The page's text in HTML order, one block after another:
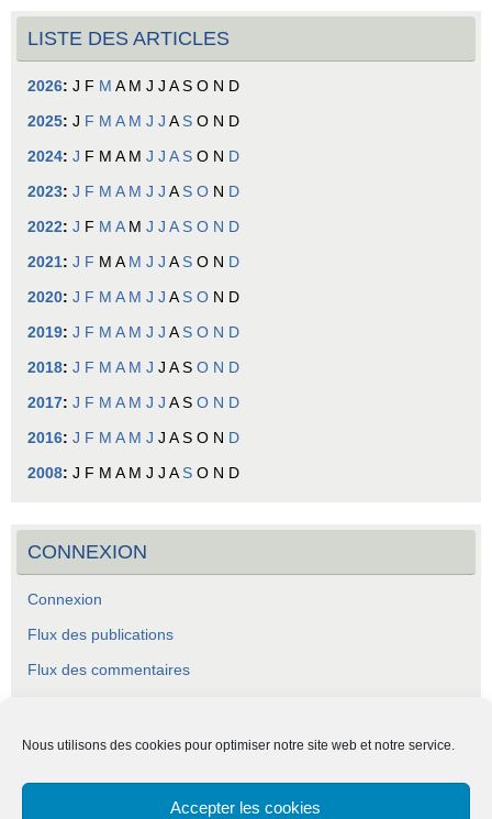
Nous utilisons des cookies pour optimiser notre site web et notre service.
Accepter les cookies
LISTE DES ARTICLES
2026: J F M A M J J A S O N D
2025: J F M A M J J A S O N D
2024: J F M A M J J A S O N D
2023: J F M A M J J A S O N D
2022: J F M A M J J A S O N D
2021: J F M A M J J A S O N D
2020: J F M A M J J A S O N D
2019: J F M A M J J A S O N D
2018: J F M A M J J A S O N D
2017: J F M A M J J A S O N D
2016: J F M A M J J A S O N D
2008: J F M A M J J A S O N D
CONNEXION
Connexion
Flux des publications
Flux des commentaires